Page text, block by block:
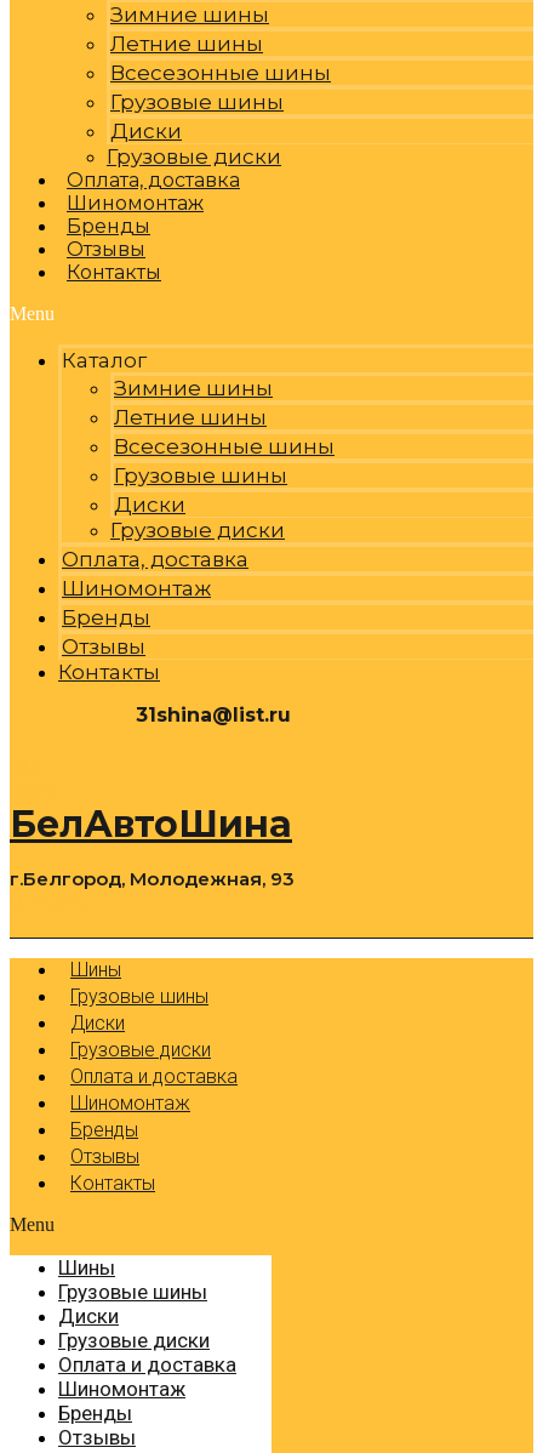
Зимние шины
Летние шины
Всесезонные шины
Грузовые шины
Диски
Грузовые диски
Оплата, доставка
Шиномонтаж
Бренды
Отзывы
Контакты
Menu
Каталог
Зимние шины
Летние шины
Всесезонные шины
Грузовые шины
Диски
Грузовые диски
Оплата, доставка
Шиномонтаж
Бренды
Отзывы
Контакты
31shina@list.ru
БелАвтоШина
г.Белгород, Молодежная, 93
Шины
Грузовые шины
Диски
Грузовые диски
Оплата и доставка
Шиномонтаж
Бренды
Отзывы
Контакты
Menu
Шины
Грузовые шины
Диски
Грузовые диски
Оплата и доставка
Шиномонтаж
Бренды
Отзывы